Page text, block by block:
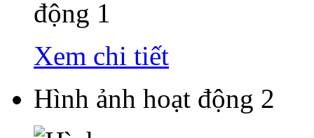
Xem chi tiết
Hình ảnh hoạt động 2